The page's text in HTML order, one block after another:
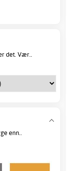
det. Vær..
enn..